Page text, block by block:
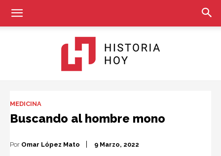
MEDICINA
Buscando al hombre mono
Por Omar López Mato 9 Marzo, 2022